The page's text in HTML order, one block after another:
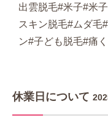
出雲脱毛#米子#米
スキン脱毛#ムダ毛
ン#子ども脱毛#痛
休業日について